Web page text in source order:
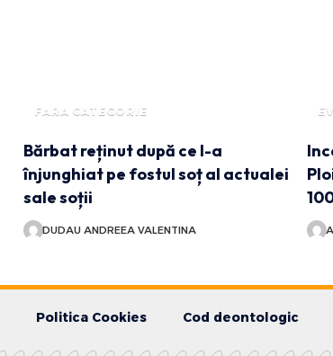
FARA CATEGORIE
Bărbat reținut după ce l-a
înjunghiat pe fostul soț al actualei
sale soții
DUDAU ANDREEA VALENTINA
Politica Cookies Cod deontologic